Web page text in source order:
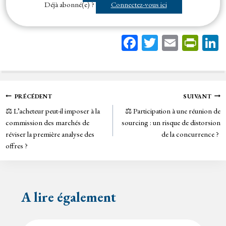
Déjà abonné(e) ?
Connectez-vous ici
Fa
bo
T
tt
E
ail
Pr
tF
rie
n
dl
y
Navigation
de
l’article
PRÉCÉDENT
⚖️ L’acheteur peut-il imposer à la
commission des marchés de
réviser la première analyse des
offres ?
SUIVANT
⚖️ Participation à une réunion de
sourcing : un risque de distorsion
de la concurrence ?
A lire également